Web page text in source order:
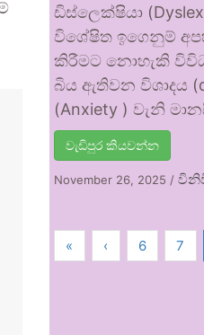
ඩිස්ලෙක්ෂියා
විශේෂිත ඉගෙනුම්
කිරීමට නොහැකි
බිය ඇතිවන විශාදය
(Anxiety ) වැනි
වැඩිපුර කියවන්න
November 26, 2025 /
« ‹ 6 7